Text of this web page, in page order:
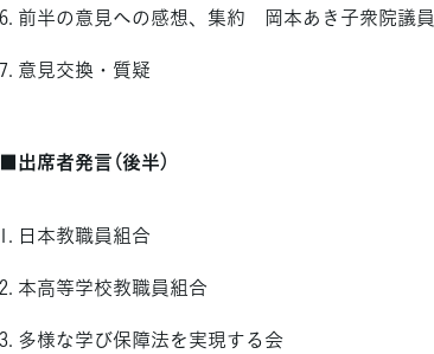
前半の意見への感想、集約 岡本あき子衆院議員
意見交換・質疑
■出席者発言（後半）
日本教職員組合
本高等学校教職員組合
多様な学び保障法を実現する会